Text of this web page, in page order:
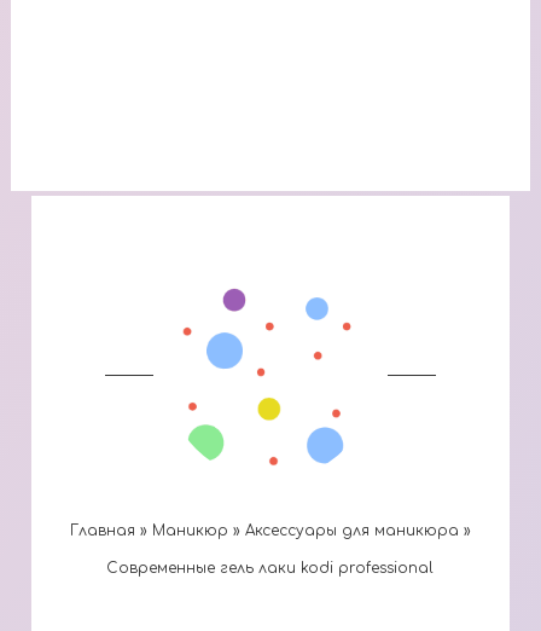
Главная » Маникюр » Аксессуары для маникюра »
Современные гель лаки kodi professional